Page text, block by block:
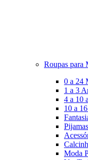
Roupas para
0 a 24
1 a 3
4 a 10
10 a
Pijamas
Moda